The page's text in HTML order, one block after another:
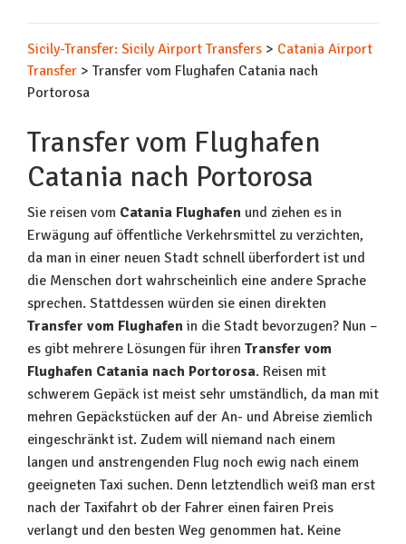
Sicily-Transfer: Sicily Airport Transfers > Catania Airport
Transfer > Transfer vom Flughafen Catania nach
Portorosa
Transfer vom Flughafen
Catania nach Portorosa
Sie reisen vom Catania Flughafen und ziehen es in
Erwägung auf öffentliche Verkehrsmittel zu verzichten,
da man in einer neuen Stadt schnell überfordert ist und
die Menschen dort wahrscheinlich eine andere Sprache
sprechen. Stattdessen würden sie einen direkten
Transfer vom Flughafen in die Stadt bevorzugen? Nun –
es gibt mehrere Lösungen für ihren Transfer vom
Flughafen Catania nach Portorosa. Reisen mit
schwerem Gepäck ist meist sehr umständlich, da man mit
mehren Gepäckstücken auf der An- und Abreise ziemlich
eingeschränkt ist. Zudem will niemand nach einem
langen und anstrengenden Flug noch ewig nach einem
geeigneten Taxi suchen. Denn letztendlich weiß man erst
nach der Taxifahrt ob der Fahrer einen fairen Preis
verlangt und den besten Weg genommen hat. Keine